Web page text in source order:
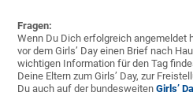
Fragen:
Wenn Du Dich erfolgreich angemeldet
vor dem Girls’ Day einen Brief nach
wichtigen Information für den Tag
Deine Eltern zum Girls’ Day, zur
Du auch auf der bundesweitenGirls’